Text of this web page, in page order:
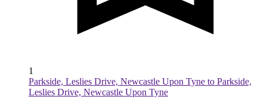
1
Parkside, Leslies Drive, Newcastle Upon Tyne to Parkside,
Leslies Drive, Newcastle Upon Tyne